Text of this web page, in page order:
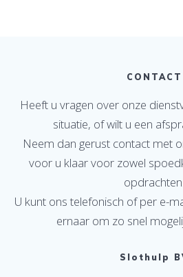
CONTACT
Heeft u vragen over onze
situatie, of wilt u een
Neem dan gerust contact met
voor u klaar voor zowel
opdrachten.
U kunt ons telefonisch of per e-
ernaar om zo snel
Slothulp